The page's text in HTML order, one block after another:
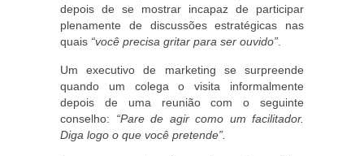
depois de se mostrar incapaz de participar
plenamente de discussões estratégicas nas
quais “você precisa gritar para ser ouvido”
Um executivo de marketing se surpreende
quando um colega o visita informalmente
depois de uma reunião com o seguinte
conselho: “Pare de agir como um facilitador.
Diga logo o que você pretende”.